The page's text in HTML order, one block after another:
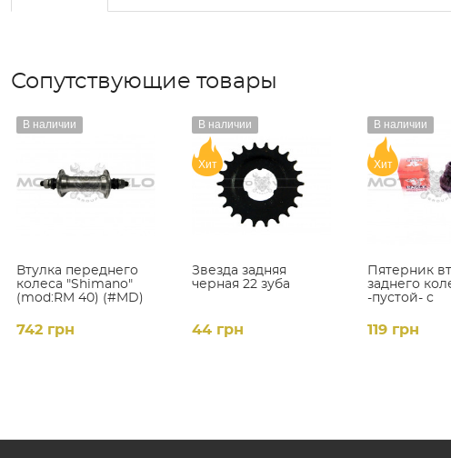
Сопутствующие товары
Втулка переднего
колеса "Shimano"
(mod:RM 40) (#MD)
В наличии
742 грн
Звезда задняя
черная 22 зуба
В наличии
Хит
44 грн
Пятерник
заднего
-пустой- с
(#КМ)
В наличии
Хит
119 грн